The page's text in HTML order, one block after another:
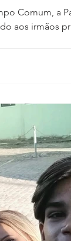
Comum, a
aos irmãos
(Mt 14,16).